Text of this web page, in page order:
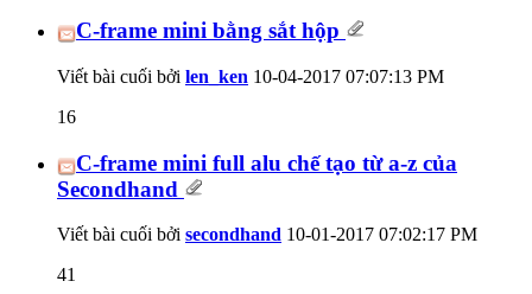
C-frame mini bằng sắt hộp
Viết bài cuối bởi len_ken 10-04-2017 07:07:13 PM
16
C-frame mini full alu chế tạo từ a-z của
Secondhand
Viết bài cuối bởi secondhand 10-01-2017 07:02:17 PM
41